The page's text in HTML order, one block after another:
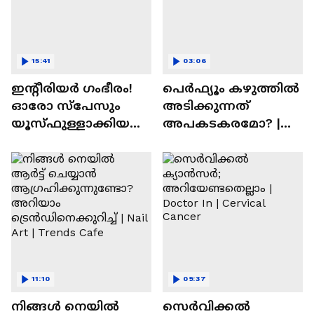
ഇന്റീരിയർ ഗംഭീരം!
ഓരോ സ്‌പേസും
യൂസ്ഫുള്ളാക്കിയ
15:41
പെർഫ്യൂം കഴുത്തിൽ
അടിക്കുന്നത്
അപകടകരമോ? |
03:06
നിങ്ങൾ നെയിൽ
11:10
സെർവിക്കൽ
09:37